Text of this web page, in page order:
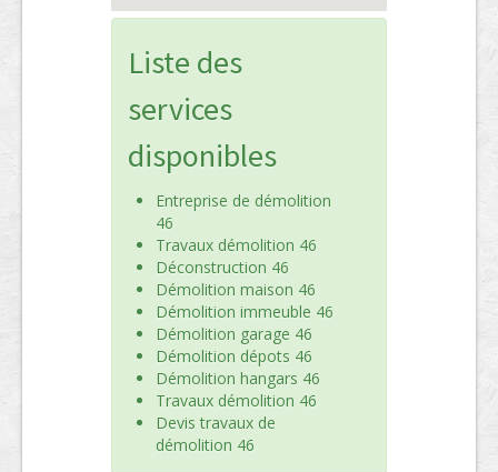
Liste des
services
disponibles
Entreprise de démolition
46
Travaux démolition 46
Déconstruction 46
Démolition maison 46
Démolition immeuble 46
Démolition garage 46
Démolition dépots 46
Démolition hangars 46
Travaux démolition 46
Devis travaux de
démolition 46